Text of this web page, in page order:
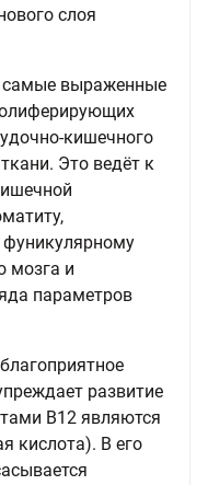
слоя
самые выраженные
кишечного
Это ведёт к
фуникулярному
мозга и
параметров
развитие
В12 являются
кислота). В его